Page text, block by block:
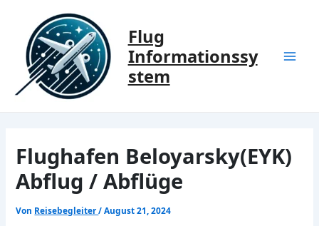
springen
Flug
Informationssy
stem
Flughafen Beloyarsky(EYK)
Abflug / Abflüge
Von Reisebegleiter/August 21, 2024